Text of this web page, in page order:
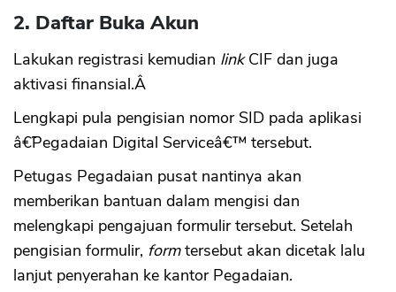
2. Daftar Buka Akun
Lakukan registrasi kemudian linkCIF dan juga
aktivasi finansial.Â
Lengkapi pula pengisian nomor SID pada aplikasi
â€˜Pegadaian Digital Serviceâ€™ tersebut.
Petugas Pegadaian pusat nantinya akan
memberikan bantuan dalam mengisi dan
melengkapi pengajuan formulir tersebut. Setelah
pengisian formulir, formtersebut akan dicetak lalu
lanjut penyerahan ke kantor Pegadaian.